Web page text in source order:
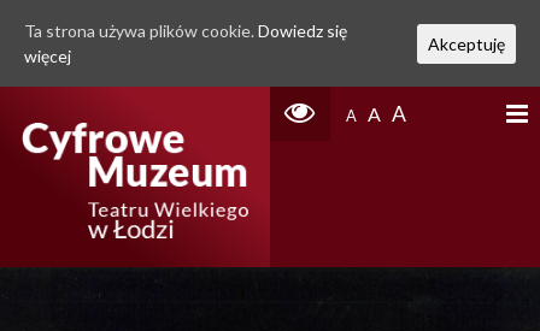
A A A
Ta strona używa plików cookie. Dowiedz się
więcej
Akceptuję